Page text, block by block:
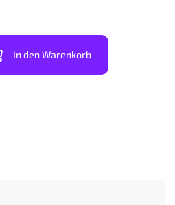
In den Warenkorb